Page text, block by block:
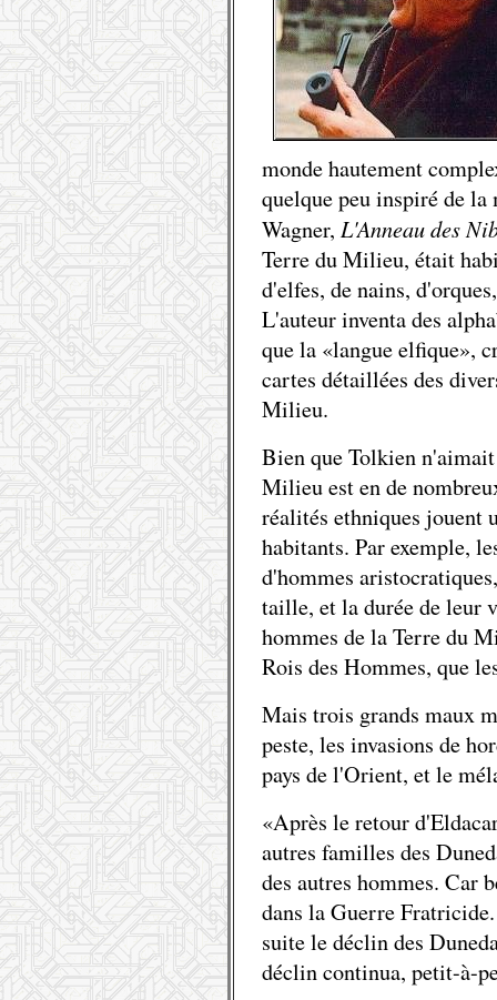
monde hautement
quelque peu inspiré de
Wagner, L'Anneau des
Terre du Milieu, était
d'elfes, de nains,
L'auteur inventa des
que la «langue elfique»,
cartes détaillées des
Milieu.
Bien que Tolkien
Milieu est en de
réalités ethniques jouent
habitants. Par exemple,
d'hommes
taille, et la durée de leur
hommes de la Terre du
Rois des Hommes, que
Mais trois grands maux
peste, les invasions de
pays de l'Orient, et le
«Après le retour
autres familles des
des autres hommes. Car
dans la Guerre
suite le déclin des
déclin continua, petit-à-